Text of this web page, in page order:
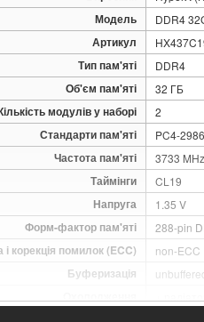
Модель DDR4
Артикул
Тип пам'яті DDR4
Об'єм пам'яті 32 ГБ
модулів у наборі 2
Стандарти пам'яті PC4-
Частота пам'яті 3733 MHz
Таймінги CL19
Напруга 1.35 V
Форм-фактор пам'яті 288-pin
і корекція помилок (ECC) non-ECC
Буферизація